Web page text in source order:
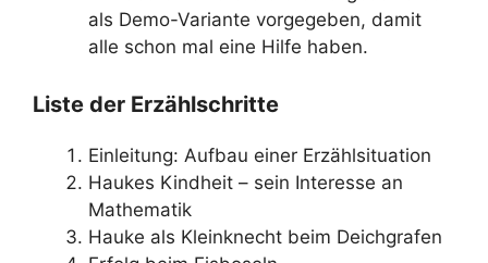
als Demo-Variante vorgegeben, damit
alle schon mal eine Hilfe haben.
Liste der Erzählschritte
Einleitung: Aufbau einer Erzählsituation
Haukes Kindheit – sein Interesse an
Mathematik
Hauke als Kleinknecht beim Deichgrafen